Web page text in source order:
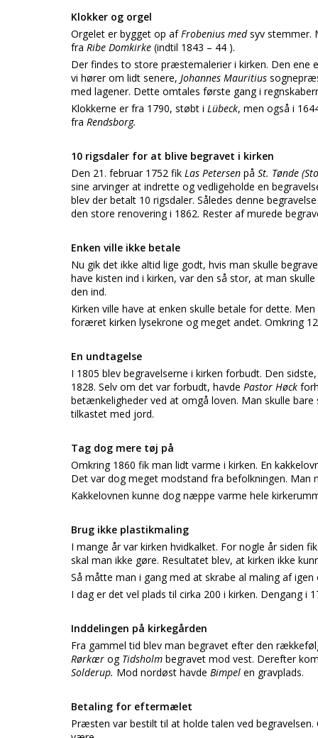
Klokker og orgel
Orgelet er bygget op afFrobenius medsyv stemmer.
fra Ribe Domkirke (indtil 1843 – 44 ).
Der findes to store præstemalerier i kirken. Den ene
vi hører om lidt senere, Johannes Mauritius
med lagener. Dette omtales første gang i
Klokkerne er fra 1790, støbt i Lübeck, men også i
fra Rendsborg.
10 rigsdaler for at blive begravet i kirken
Den 21. februar 1752 fik Las Petersen på St. Tønde
sine arvinger at indrette og vedligeholde en
blev der betalt 10 rigsdaler. Således denne
den store renovering i 1862. Rester af murede
Enken ville ikke betale
Nu gik det ikke altid lige godt, hvis man skulle
have kisten ind i kirken, var den så stor, at man
den ind.
Kirken ville have at enken skulle betale for dette.
foræret kirken lysekrone og meget andet. Omkring
En undtagelse
I 1805 blev begravelserne i kirken forbudt. Den
1828. Selv om det var forbudt, havde Pastor Høck
betænkeligheder ved at omgå loven. Man skulle
tilkastet med jord.
Tag dog mere tøj på
Omkring 1860 fik man lidt varme i kirken. En
Det var dog meget modstand fra befolkningen.
Kakkelovnen kunne dog næppe varme hele
Brug ikke plastikmaling
I mange år var kirken hvidkalket. For nogle år siden
skal man ikke gøre. Resultatet blev, at kirken ikke
Så måtte man i gang med at skrabe al maling af igen
I dag er det vel plads til cirka 200 i kirken. Dengang
Inddelingen på kirkegården
Fra gammel tid blev man begravet efter den
Rørkær og Tidsholm begravet mod vest. Derefter
Solderup. Mod nordøst havde Bimpel en gravplads.
Betaling for eftermælet
Præsten var bestilt til at holde talen ved